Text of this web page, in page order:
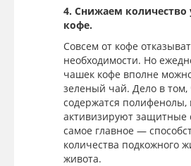
4. Снижаем количество
кофе.
Совсем от кофе
необходимости. Но
чашек кофе вполне
зеленый чай. Дело в том,
содержатся полифенолы,
активизируют защитные
самое главное —
количества подкожного
живота.